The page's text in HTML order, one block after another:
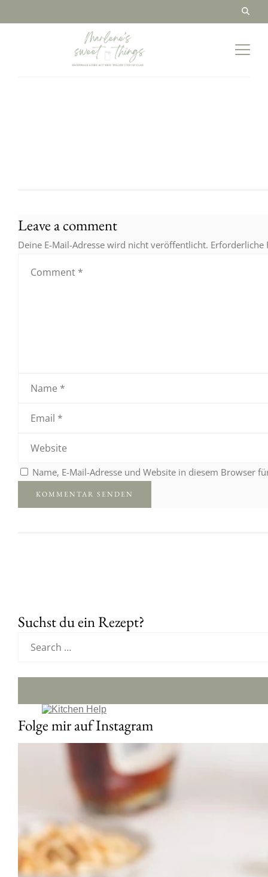
Leave a comment
Deine E-Mail-Adresse wird nicht veröffentlicht.
Name, E-Mail-Adresse und Website in diesem Browser
Suchst du ein Rezept?
Folge mir auf Instagram